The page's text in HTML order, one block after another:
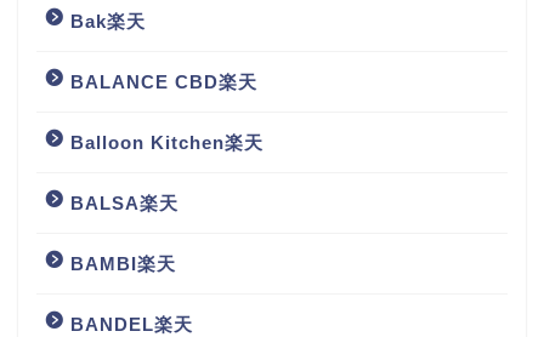
Bak楽天
BALANCE CBD楽天
Balloon Kitchen楽天
BALSA楽天
BAMBI楽天
BANDEL楽天